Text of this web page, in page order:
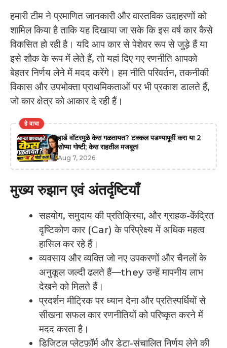
हमारी टीम ने प्रमाणित जानकारी और वास्तविक उदाहरणों को
शामिल किया है ताकि यह दिखाया जा सके कि इस वर्ष कार कैसे
विकसित हो रही है। यदि आप कार से पेशेवर रूप से जुड़े हैं या
इसे शौक के रूप में लेते हैं, तो यहां दिए गए रणनीति आपको
बेहतर निर्णय लेने में मदद करेंगे। हम नीति परिवर्तन, तकनीकी
विकास और उपभोक्ता प्राथमिकताओं पर भी प्रकाश डालते हैं,
जो कार क्षेत्र को आकार दे रही हैं।
हे वाचा
हार्ड वॉटरमुळे केस गळतायत? टक्कल पडण्यापूर्वी करा या 2
सोप्या गोष्टी; केस राहतील मजबूत!
Aug 7, 2026
मुख्य रुझान एवं अंतर्दृष्टियाँ
सहयोग, समुदाय की प्रतिक्रिया, और ग्राहक-केंद्रित
दृष्टिकोण कार (Car) के परिप्रेक्ष्य में अधिक महत्व
हासिल कर रहे हैं।
व्यवसाय और व्यक्ति जो नए उपकरणों और चैनलों के
अनुकूल जल्दी ढलते हैं—they उन्हें मापनीय लाभ
देखने को मिलते हैं।
प्रदर्शन मीट्रिक पर ध्यान देना और प्रतिस्पर्धियों से
सीखना सफल कार रणनीतियों को परिष्कृत करने में
मदद करता है।
डिजिटल प्लेटफ़ॉर्म और डेटा-संचालित निर्णय लेने की